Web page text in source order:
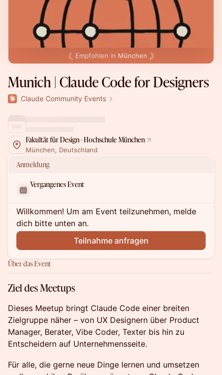
Empfohlen in München
Munich | Claude Code for Designers
Claude Community Events
Fakultät für Design - Hochschule München
München, Deutschland
Anmeldung
Vergangenes Event
Willkommen! Um am Event teilzunehmen, melde
dich bitte unten an.
Teilnahme anfragen
Über das Event
Ziel des Meetups
Dieses Meetup bringt Claude Code einer breiten
Zielgruppe näher – von UX Designern über Product
Manager, Berater, Vibe Coder, Texter bis hin zu
Entscheidern auf Unternehmensseite.
​​Für alle, die gerne neue Dinge lernen und umsetzen